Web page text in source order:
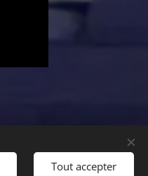
Tout accepter